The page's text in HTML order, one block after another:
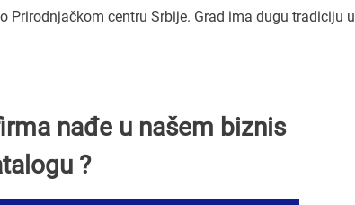
Prirodnjačkom centru Srbije. Grad ima dugu tradiciju u
nađe u našem biznis
?